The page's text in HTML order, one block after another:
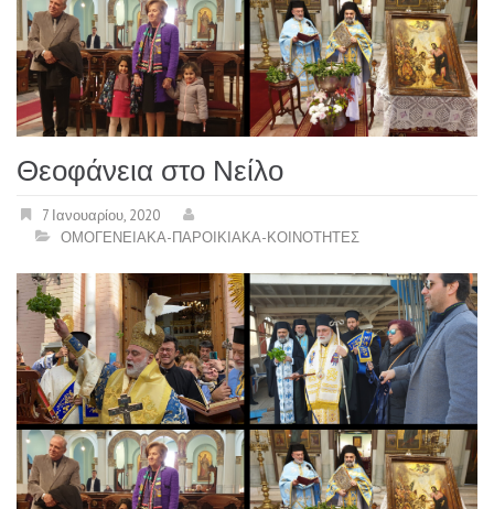
Θεοφάνεια στο Νείλο
7 Ιανουαρίου, 2020
ΟΜΟΓΕΝΕΙΑΚΑ-ΠΑΡΟΙΚΙΑΚΑ-ΚΟΙΝΟΤΗΤΕΣ